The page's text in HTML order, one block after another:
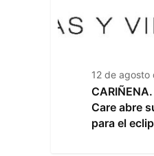
12 de agosto
Care abre
para el